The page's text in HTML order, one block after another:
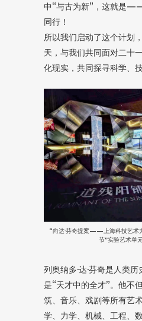
中“与古为新”，这就是
同行！
所以我们启动了这个计划
天，与我们共同面对二十
化现实，共同探寻科学、
“向达·芬奇提案——上海科技艺术
节”实验艺术单
列奥纳多·达·芬奇是人类
是“天才中的全才”。他不
筑、音乐、戏剧等所有艺
学、力学、机械、工程、